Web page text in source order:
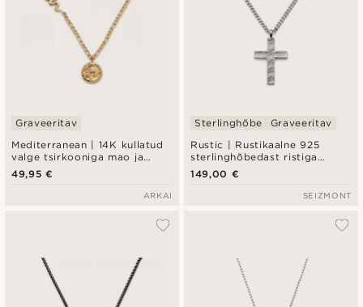
Mediterranean | 14K kullatud
valge tsirkooniga mao ja
päikesekiire ripatsiga
kaelakee
Graveeritav
49,95 €
ARKAI
Rustic | Rustikaalne 925
sterlinghõbedast ristiga
kaelakee
Sterlinghõbe Graveeritav
149,00 €
SEIZMONT